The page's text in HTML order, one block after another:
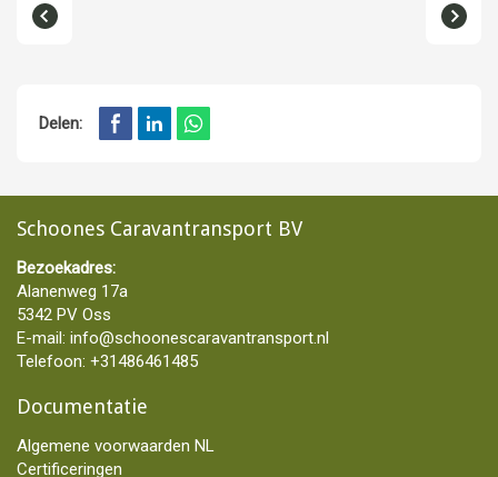
Delen:
Schoones Caravantransport BV
Bezoekadres:
Alanenweg 17a
5342 PV Oss
E-mail: info@schoonescaravantransport.nl
Telefoon: +31486461485
Documentatie
Algemene voorwaarden NL
Certificeringen